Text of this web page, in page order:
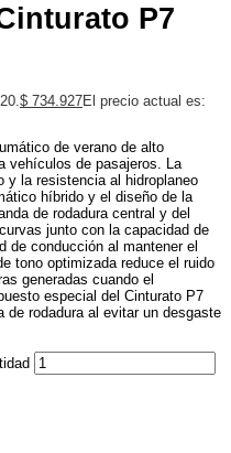
P7
$ 734.927El precio actual es:
de verano de alto
vehículos de pasajeros. La
y la resistencia al hidroplaneo
híbrido y el diseño de la
de rodadura central y del
junto con la capacidad de
de conducción al mantener el
tono optimizada reduce el ruido
generadas cuando el
especial del Cinturato P7
de rodadura al evitar un desgaste